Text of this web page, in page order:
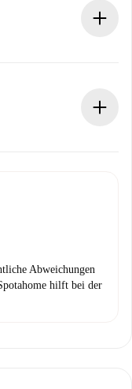
wenn der
keine
Abweichungen
hilft bei der